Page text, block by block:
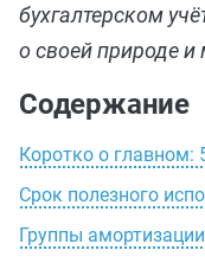
бухгалтерском
о своей природе и
Содержание
Коротко о главном:
Срок полезного
Группы